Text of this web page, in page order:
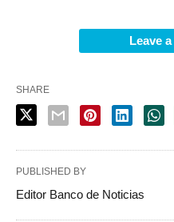
Leave
SHARE
PUBLISHED BY
Editor Banco de Noticias